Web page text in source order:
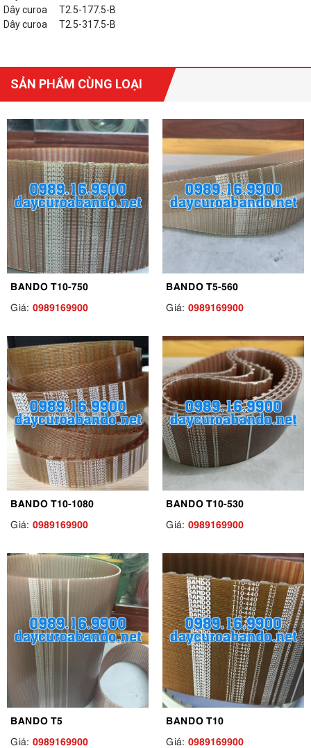
Dây curoa
T2.5-177.5-B
Dây curoa
T2.5-317.5-B
SẢN PHẨM CÙNG LOẠI
BANDO T10-750
Giá: 0989169900
BANDO T5-560
Giá: 0989169900
BANDO T10-1080
Giá: 0989169900
BANDO T10-530
Giá: 0989169900
BANDO T5
Giá: 0989169900
BANDO T10
Giá: 0989169900